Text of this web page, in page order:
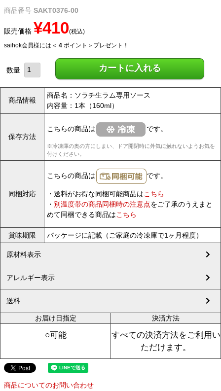
商品番号 SAKT0376-00
販売価格 ¥410 税込
saihok会員様には＜ 4 ポイント＞プレゼント！
カートに入れる
商品情報
商品名：ソラチ生ラム専用ソース
内容量：1本（160ml）
保存方法
こちらの商品は です。
※冷凍庫の奥の方にしまい、ドア開閉時に外気に触れないようお気を
付けください。
同梱対応
こちらの商品は です。
・送料がお得な同梱可能商品はこちら
・ 別温度帯の商品同梱時の注意点をご了承のうえまと
めて同梱できる商品はこちら
賞味期限 パッケージに記載（ご家庭の冷凍庫で1ヶ月程度）
原材料表示
アレルギー表示
送料
お届け日指定
○可能
決済方法
すべての決済方法をご利用い
ただけます。
商品についてのお問い合わせ